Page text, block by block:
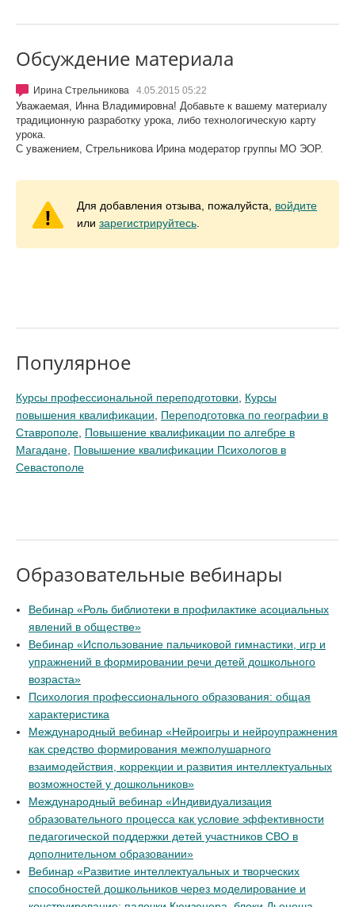
Обсуждение материала
Ирина Стрельникова 4.05.2015 05:22
Уважаемая, Инна Владимировна! Добавьте к вашему материалу
традиционную разработку урока, либо технологическую карту
урока.
С уважением, Стрельникова Ирина модератор группы МО ЭОР.
Для добавления отзыва, пожалуйста, войдите
или зарегистрируйтесь
Популярное
Курсы профессиональной переподготовки
Курсы
повышения квалификации
Переподготовка по географии в
Ставрополе Повышение квалификации по алгебре в
Магадане Повышение квалификации Психологов в
Севастополе
Образовательные вебинары
Вебинар «Роль библиотеки в профилактике асоциальных
явлений в обществе»
Вебинар «Использование пальчиковой гимнастики, игр и
упражнений в формировании речи детей дошкольного
возраста»
Психология профессионального образования: общая
характеристика
Международный вебинар «Нейроигры и нейроупражнения
как средство формирования межполушарного
взаимодействия, коррекции и развития интеллектуальных
возможностей у дошкольников»
Международный вебинар «Индивидуализация
образовательного процесса как условие эффективности
педагогической поддержки детей участников СВО в
дополнительном образовании»
Вебинар «Развитие интеллектуальных и творческих
способностей дошкольников через моделирование и